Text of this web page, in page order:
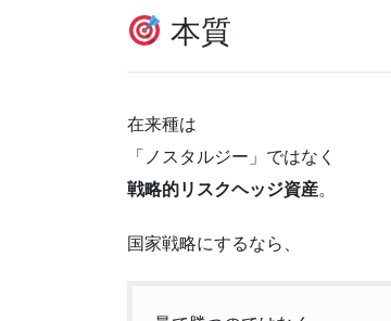
本質
在来種は
「ノスタルジー」ではなく
戦略的リスクヘッジ資産。
国家戦略にするなら、